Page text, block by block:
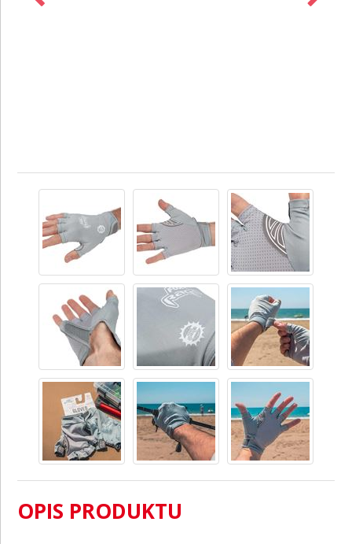
OPIS PRODUKTU